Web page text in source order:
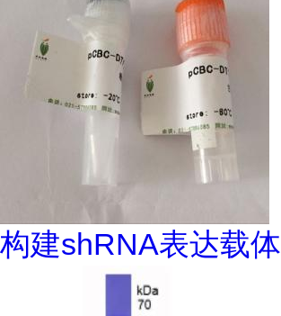
构建shRNA表达载体